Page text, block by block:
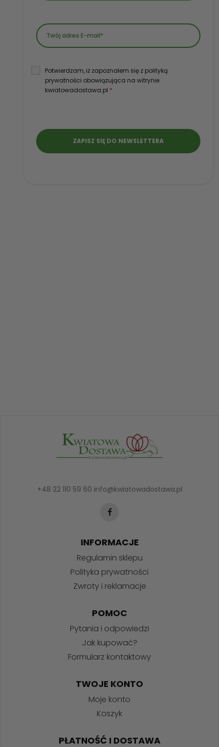
Potwierdzam, iż zapoznałem się z polityką
prywatności obowiązująca na witrynie
kwiatowadostawa.pl *
+48 22 110 59 60 info@kwiatowadostawa.pl
INFORMACJE
Regulamin sklepu
Polityka prywatności
Zwroty i reklamacje
POMOC
Pytania i odpowiedzi
Jak kupować?
Formularz kontaktowy
TWOJE KONTO
Moje konto
Koszyk
PŁATNOŚĆ I DOSTAWA